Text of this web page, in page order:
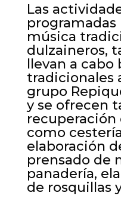
Las
música
dulzaineros,
llevan a cabo
tradicionales
grupo
y se ofrecen
recuperación
como
elaboración
prensado de
panadería,
de rosquillas